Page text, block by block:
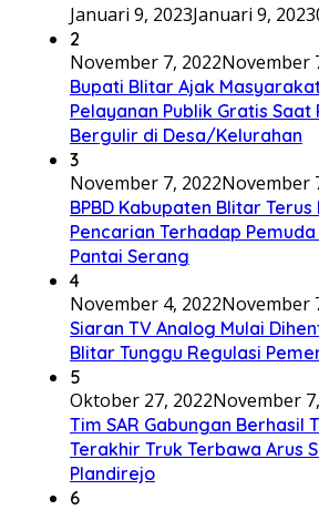
Januari 9, 2023Januari 9, 2023
2
November 7, 2022November
Bupati Blitar Ajak
Pelayanan Publik Gratis Saat
Bergulir di Desa/Kelurahan
3
November 7, 2022November
BPBD Kabupaten Blitar
Pencarian Terhadap
Pantai Serang
4
November 4, 2022November
Siaran TV Analog Mulai
Blitar Tunggu Regulasi
5
Oktober 27, 2022November
Tim SAR Gabungan Berhasil
Terakhir Truk Terbawa Arus
Plandirejo
6